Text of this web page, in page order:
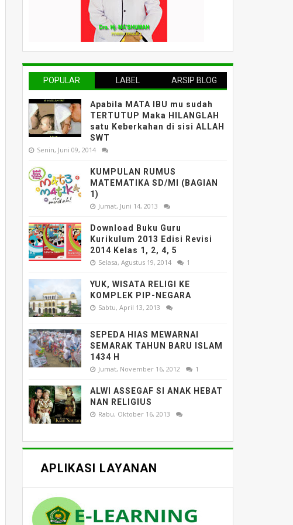
POPULAR LABEL ARSIP BLOG
Apabila MATA IBU mu sudah
TERTUTUP Maka HILANGLAH
satu Keberkahan di sisi ALLAH
SWT
Senin, Juni 09, 2014
KUMPULAN RUMUS
MATEMATIKA SD/MI (BAGIAN
1)
Jumat, Juni 14, 2013
Download Buku Guru
Kurikulum 2013 Edisi Revisi
2014 Kelas 1, 2, 4, 5
Selasa, Agustus 19, 2014 1
YUK, WISATA RELIGI KE
KOMPLEK PIP-NEGARA
Sabtu, April 13, 2013
SEPEDA HIAS MEWARNAI
SEMARAK TAHUN BARU ISLAM
1434 H
Jumat, November 16, 2012 1
ALWI ASSEGAF SI ANAK HEBAT
NAN RELIGIUS
Rabu, Oktober 16, 2013
APLIKASI LAYANAN